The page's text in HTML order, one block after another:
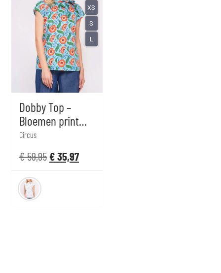
Dobby Top –
Bloemen print
multi
Circus
€59,95€35,97
XS
S
L